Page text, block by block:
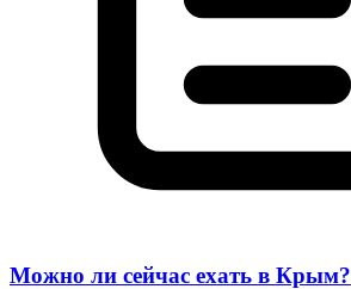
Можно ли сейчас ехать в Крым?